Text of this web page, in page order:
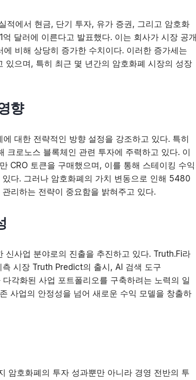
적에서 현금, 단기 투자, 유가 증권, 그리고 암호화
달러에 이른다고 발표했다. 이는 회사가 시장 공개
비해 상당히 증가한 수치이다. 이러한 증가세는
있으며, 특히 최근 몇 년간의 암호화폐 시장의 성장
향
대한 전략적인 방향 설정을 강조하고 있다. 특히
크로노스 블록체인 관련 투자에 주력하고 있다. 이
CRO 토큰을 구매했으며, 이를 통해 스테이킹 수익
다. 그러나 암호화폐의 가치 변동으로 인해 5480
리하는 전략이 중요함을 밝혀주고 있다.
신사업 분야로의 진출을 추진하고 있다. Truth.Fi라
시장 Truth Predict의 출시, AI 검색 도구
각화된 사업 포트폴리오를 구축하려는 노력의 일
사업의 안정성을 넘어 새로운 수익 모델을 창출하
암호화폐의 투자 성과뿐만 아니라 경영 전반의 투